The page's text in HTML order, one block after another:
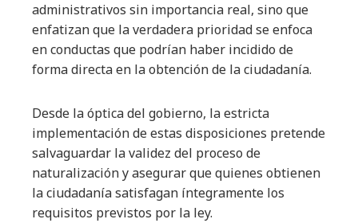
administrativos sin importancia real, sino que
enfatizan que la verdadera prioridad se enfoca
en conductas que podrían haber incidido de
forma directa en la obtención de la ciudadanía.
Desde la óptica del gobierno, la estricta
implementación de estas disposiciones pretende
salvaguardar la validez del proceso de
naturalización y asegurar que quienes obtienen
la ciudadanía satisfagan íntegramente los
requisitos previstos por la ley.